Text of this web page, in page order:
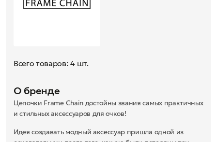
Всего товаров: 4 шт.
О бренде
Цепочки Frame Chain достойны звания самых практичных
и стильных аксессуаров для очков!
Идея создавать модный аксессуар пришла одной из